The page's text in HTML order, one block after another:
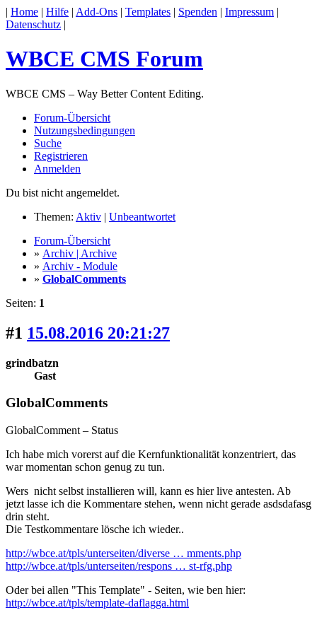
| Home | Hilfe | Add-Ons | Templates | Spenden | Impressum |
Datenschutz |
WBCE CMS Forum
WBCE CMS – Way Better Content Editing.
Forum-Übersicht
Nutzungsbedingungen
Suche
Registrieren
Anmelden
Du bist nicht angemeldet.
Themen: Aktiv | Unbeantwortet
Forum-Übersicht
» Archiv | Archive
» Archiv - Module
» GlobalComments
Seiten: 1
#1 15.08.2016 20:21:27
grindbatzn
Gast
GlobalComments
GlobalComment – Status
Ich habe mich vorerst auf die Kernfunktionalität konzentriert, das
war momentan schon genug zu tun.
Wers nicht selbst installieren will, kann es hier live antesten. Ab
jetzt lasse ich die Kommentare stehen, wenn nicht gerade asdsdafasg
drin steht.
Die Testkommentare lösche ich wieder..
http://wbce.at/tpls/unterseiten/diverse … mments.php
http://wbce.at/tpls/unterseiten/respons … st-rfg.php
Oder bei allen "This Template" - Seiten, wie ben hier:
http://wbce.at/tpls/template-daflagga.html